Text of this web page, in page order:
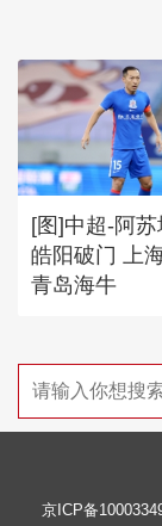
[图]中超-阿
皓阳破门 上
青岛海牛
京ICP备